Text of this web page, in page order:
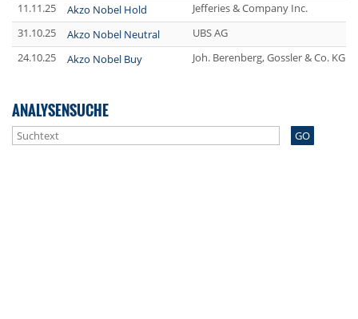
11.11.25
Akzo Nobel Hold
Jefferies & Company Inc.
31.10.25
Akzo Nobel Neutral
UBS AG
24.10.25
Akzo Nobel Buy Joh. Berenberg, Gossler & Co. KG
ANALYSENSUCHE
GO